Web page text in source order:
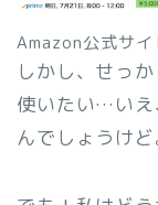
Amazon公式サイ
しかし、せっ
使いたい…いえ
んでしょうけど